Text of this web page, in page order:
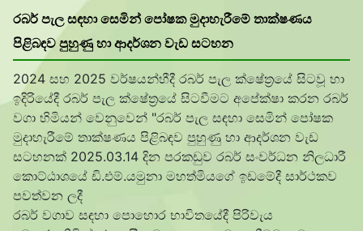
රබර් පැල සඳහා සෙමින් පෝෂක මුදාහැරීමේ තාක්ෂණය
පිළිබඳව පුහුණු හා ආදර්ශන වැඩ සටහන
2024 සහ 2025 වර්ෂයන්හීදී රබර් පැල ක්ෂේත්රයේ සිටවූ හා
ඉදිරියේදී රබර් පැල ක්ෂේත්රයේ සිටවීමට අපේක්ෂා කරන රබර්
වගා හිමියන් වෙනුවෙන් "රබර් පැල සඳහා සෙමින් පෝෂක
මුදාහැරීමේ තාක්ෂණය පිළිබඳව පුහුණු හා ආදර්ශන වැඩ
සටහනක් 2025.03.14 දින පරකඩුව රබර් සංවර්ධන නිලධාරී
කොට්ඨාශයේ ඩි.එම්.යමුනා මහත්මියගේ ඉඩමේදී සාර්ථකව
පවත්වන ලදී
රබර් වගාව සඳහා පොහොර භාවිතයේදී පිරිවැය